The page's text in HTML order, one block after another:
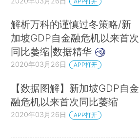
解析万科的谨慎过冬策略/新
加坡GDP自金融危机以来首次
同比萎缩|数据精华
2020年03月26日 APP打开
【数据图解】新加坡GDP自金
融危机以来首次同比萎缩
2020年03月26日 APP打开